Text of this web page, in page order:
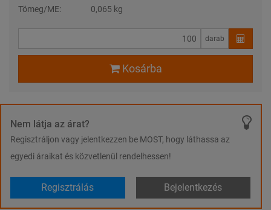
Tömeg/ME:
0,065 kg
darab
Kosárba
Nem látja az árat?
Regisztráljon vagy jelentkezzen be MOST, hogy láthassa az
egyedi áraikat és közvetlenül rendelhessen!
Regisztrálás Bejelentkezés